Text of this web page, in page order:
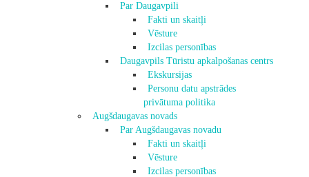
Par Daugavpili
Fakti un skaitļi
Vēsture
Izcilas personības
Daugavpils Tūristu apkalpošanas centrs
Ekskursijas
Personu datu apstrādes
privātuma politika
Augšdaugavas novads
Par Augšdaugavas novadu
Fakti un skaitļi
Vēsture
Izcilas personības